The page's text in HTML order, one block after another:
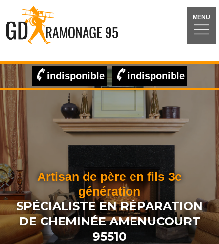
MENU
indisponible indisponible
Artisan de père en fils 3e
génération
SPÉCIALISTE EN RÉPARATION
DE CHEMINÉE AMENUCOURT
95510